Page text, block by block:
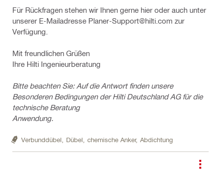
Für Rückfragen stehen wir Ihnen gerne hier oder auch unter
unserer E-Mailadresse Planer-Support@hilti.com zur
Verfügung.
Mit freundlichen Grüßen
Ihre Hilti Ingenieurberatung
Bitte beachten Sie: Auf die Antwort finden unsere
Besonderen Bedingungen der Hilti Deutschland AG für die
technische Beratung
Anwendung.
Verbunddübel, Dübel, chemische Anker, Abdichtung